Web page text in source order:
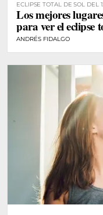
ECLIPSE TOTAL DE SOL DEL
Los mejores
para ver el eclipse
ANDRÉS FIDALGO